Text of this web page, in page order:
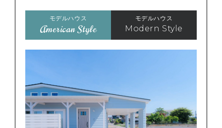
モデルハウス
American Style
モデルハウス
Modern Style